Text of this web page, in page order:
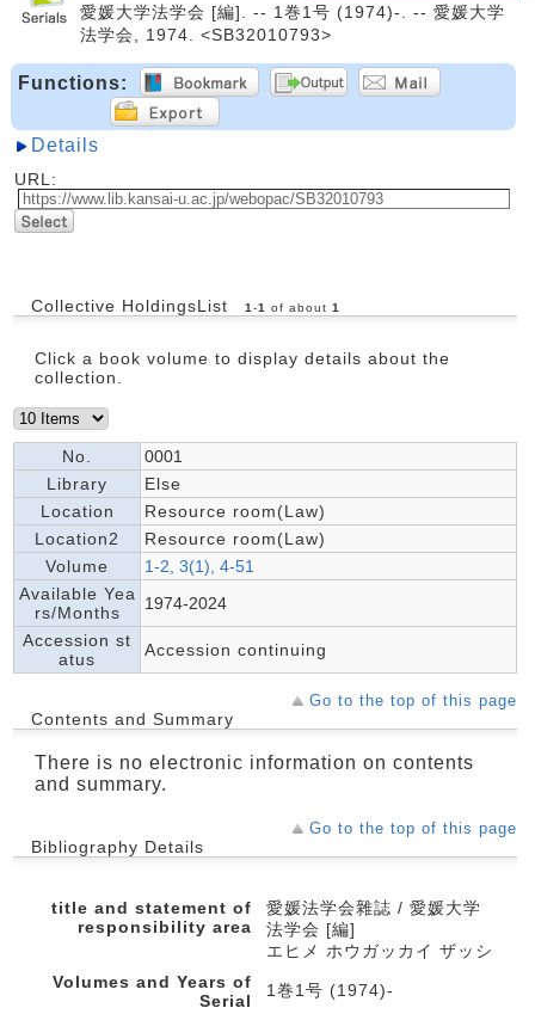
愛媛大学法学会 [編]. -- 1巻1号 (1974)-. -- 愛媛大学
法学会, 1974. <SB32010793>
Functions:
Details
URL:
Collective HoldingsList 1 -1 of about 1
Click a book volume to display details about the
collection.
No.
0001
Library
Else
Location
Resource room(Law)
Location2
Resource room(Law)
Volume
1-2, 3(1), 4-51
Available Yea
rs/Months
1974-2024
Accession st
atus
Accession continuing
Go to the top of this page
Contents and Summary
There is no electronic information on contents
and summary.
Go to the top of this page
Bibliography Details
title and statement of
responsibility area
愛媛法学会雜誌 / 愛媛大学
法学会 [編]
エヒメ ホウガッカイ ザッシ
Volumes and Years of
Serial
1巻1号 (1974)-